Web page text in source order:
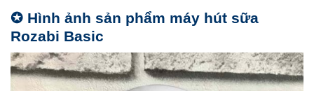
✪ Hình ảnh sản phẩm máy hút sữa
Rozabi Basic